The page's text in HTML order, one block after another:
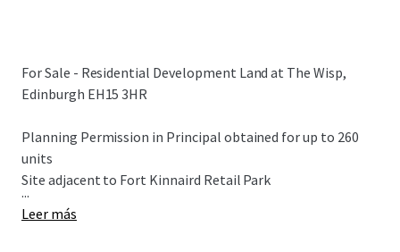
For Sale - Residential Development Land at The Wisp,
Edinburgh EH15 3HR
Planning Permission in Principal obtained for up to 260
units
Site adjacent to Fort Kinnaird Retail Park
...
Leer más